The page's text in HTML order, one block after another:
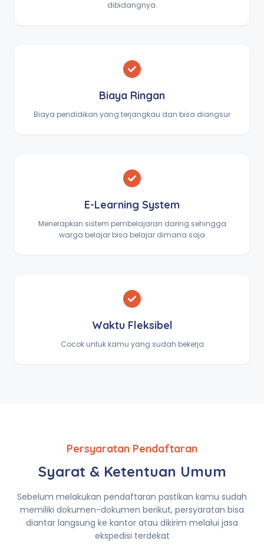
dibidangnya.
Biaya Ringan
Biaya pendidikan yang terjangkau dan bisa diangsur
E-Learning System
Menerapkan sistem pembelajaran daring sehingga
warga belajar bisa belajar dimana saja
Waktu Fleksibel
Cocok untuk kamu yang sudah bekerja
Persyaratan Pendaftaran
Syarat & Ketentuan Umum
Sebelum melakukan pendaftaran pastikan kamu sudah
memiliki dokumen-dokumen berikut, persyaratan bisa
diantar langsung ke kantor atau dikirim melalui jasa
ekspedisi terdekat